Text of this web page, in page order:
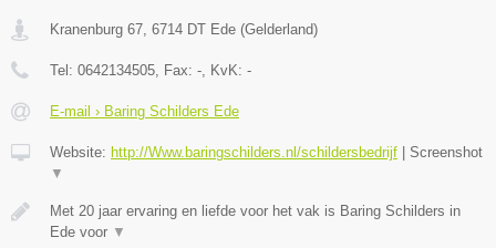
Kranenburg 67 6714 DT Ede (Gelderland)
Tel: 0642134505 , Fax: - , KvK: -
E-mail › Baring Schilders Ede
Website: http://Www.baringschilders.nl/schildersbedrijf
Screenshot
▼
Met 20 jaar ervaring en liefde voor het vak is Baring Schilders in
Ede voor ▼